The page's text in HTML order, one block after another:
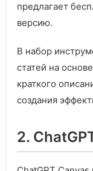
предлагает
версию.
В набор
статей на
краткого
создания
2.